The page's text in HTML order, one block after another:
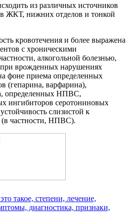
из различных источников
ЖКТ, нижних отделов и тонкой
кровотечения и более выражена
с хроническими
алкогольной болезнью,
врожденных нарушениях
фоне приема определенных
(гепарина, варфарина),
определенных НПВС,
ингибиторов серотониновых
слизистой к
частности, НПВС).
такое, степени, лечение,
диагностика, признаки,